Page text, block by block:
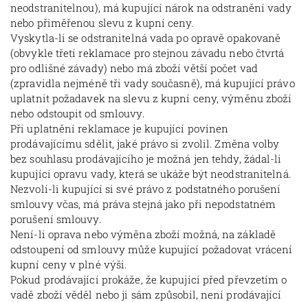
neodstranitelnou), má kupující nárok na odstranění vady
nebo přiměřenou slevu z kupní ceny.
Vyskytla-li se odstranitelná vada po opravě opakovaně
(obvykle třetí reklamace pro stejnou závadu nebo čtvrtá
pro odlišné závady) nebo má zboží větší počet vad
(zpravidla nejméně tři vady současně), má kupující právo
uplatnit požadavek na slevu z kupní ceny, výměnu zboží
nebo odstoupit od smlouvy.
Při uplatnění reklamace je kupující povinen
prodávajícímu sdělit, jaké právo si zvolil. Změna volby
bez souhlasu prodávajícího je možná jen tehdy, žádal-li
kupující opravu vady, která se ukáže být neodstranitelná.
Nezvolí-li kupující si své právo z podstatného porušení
smlouvy včas, má práva stejná jako při nepodstatném
porušení smlouvy.
Není-li oprava nebo výměna zboží možná, na základě
odstoupení od smlouvy může kupující požadovat vrácení
kupní ceny v plné výši.
Pokud prodávající prokáže, že kupující před převzetím o
vadě zboží věděl nebo ji sám způsobil, není prodávající